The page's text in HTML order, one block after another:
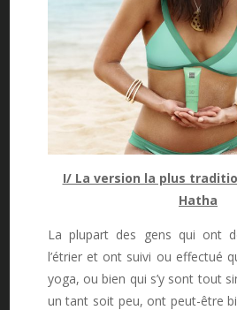
I/ La version la plus
Hatha
La plupart des gens qui ont
l’étrier et ont suivi ou effectué
yoga, ou bien qui s’y sont tout
un tant soit peu, ont peut-être